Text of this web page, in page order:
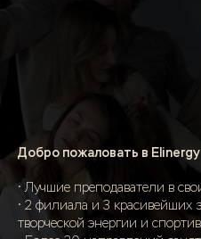
Добро пожаловать в Elinergy
• Лучшие преподаватели в
• 2 филиала и 3 красивейших
творческой энергии и